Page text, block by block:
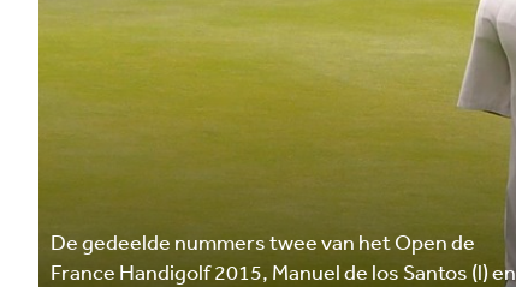
De gedeelde nummers twee van het Open de
France Handigolf 2015, Manuel de los Santos (l) en